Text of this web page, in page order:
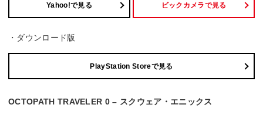
Yahoo!で見る ビックカメラで見る
・ダウンロード版
PlayStation Storeで見る
OCTOPATH TRAVELER 0 – スクウェア・エニックス